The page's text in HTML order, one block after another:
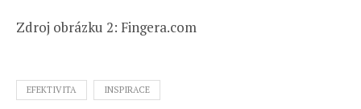
Zdroj obrázku 2: Fingera.com
EFEKTIVITA INSPIRACE